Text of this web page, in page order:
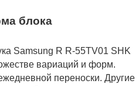
блока
Samsung R R-55TV01 SHK
вариаций и форм.
переноски. Другие